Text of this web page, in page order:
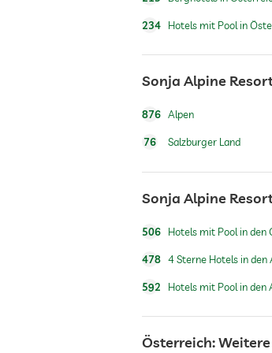
Allergikerfreundlich
234 Hotels mit Pool in
Sonja Alpine
876 Alpen
76 Salzburger Land
Sonja Alpine
506 Hotels mit Pool in den
478 4 Sterne Hotels in den
592 Hotels mit Pool in den
Österreich: